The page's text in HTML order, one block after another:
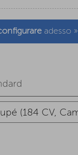
adesso »